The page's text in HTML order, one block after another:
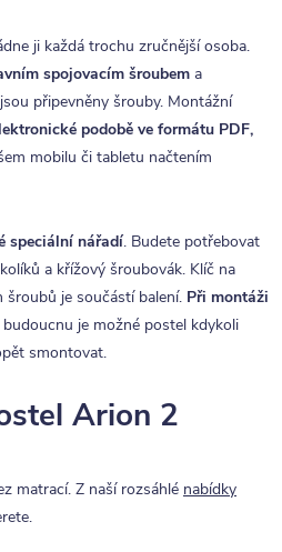
ji každá trochu zručnější osoba.
spojovacím šroubem a
připevněny šrouby. Montážní
podobě ve formátu PDF,
mobilu či tabletu načtením
speciální nářadí. Budete potřebovat
a křížový šroubovák. Klíč na
je součástí balení. Při montáži
budoucnu je možné postel kdykoli
smontovat.
Arion 2
matrací. Z naší rozsáhlé nabídky